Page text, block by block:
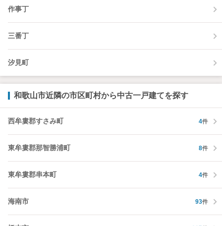
作事丁
三番丁
汐見町
和歌山市近隣の市区町村から中古一戸建てを探す
西牟婁郡すさみ町 4件
東牟婁郡那智勝浦町 8件
東牟婁郡串本町 4件
海南市 93件